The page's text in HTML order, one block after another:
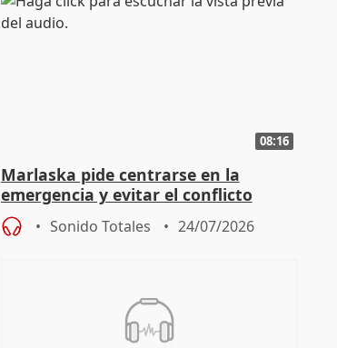
08:16
Marlaska pide centrarse en la
emergencia y evitar el conflicto
político
Sonido Totales 24/07/2026